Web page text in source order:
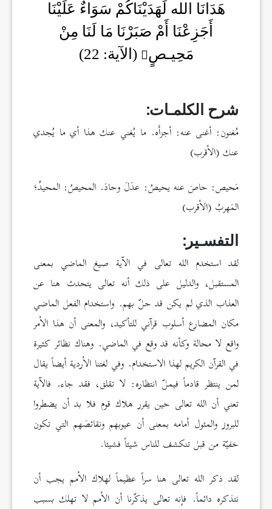
هَدَانَا الله لَهَدَيْنَاكُمْ سَوَاءٌ عَلَيْنَا
أَجَزِعْنَا أَمْ صَبَرْنَا مَا لَنَا مِنْ
مَحِيـصٍ
(الآية: 22)
شرح الكلمـات:
مُغنون: أغنى عنه: أجزأَه. ما يُغني عنك هذا أي ما يُجدي
عنك (الأقرب)
مَحيص: حاصَ عنه يحيصُ: عدَلَ وحادَ. المحيصُ: المحيدُ؛
المَهربُ (الأقرب)
التفسـير:
لقد استخدم الله تعالى في الآية صيغ الماضي بمعنى
المستقبل، والدليل على ذلك أنه تعالى يتحدث هنا عن
العذاب الذي لم يكن قد حلّ بهم. واستخدام الفعل الماضي
مكان المضارع أسلوب قرآني للتأكيد، والمعنى أن هذا الأمر
واقع لا محالة وكأنه قد وقع في الماضي. وهناك نظائر كثيرة
في القرآن الكريم لهذا الاستخدام. وفي لغتنا الأردية أيضاً يقال
لمن ينتظر قادماً فيملّ انتظاره: لا تقلق، فقد جاء. فالآية
تعني أن الله تعالى حين يقرر هلاك قوم فلا بد أن يضطروا
للبروز والمثول أمامه بمعنى أن عيوبهم ونقائصَهم التي تكون
خفيّة من قبل تنكشف للناس شيئاً فشيئا.
لقد ذكر الله تعالى هنا سراً عظيماً لهلاك الأمم يجب أن
نتذكره دائماً. فإنه تعالى يذكّرنا أن الأمم لا تهلك بسبب